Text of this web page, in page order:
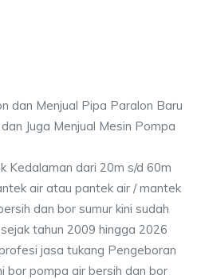
dan Menjual Pipa Paralon Baru
Juga Menjual Mesin Pompa
Kedalaman dari 20m s/d 60m
air atau pantek air / mantek
dan bor sumur kini sudah
tahun 2009 hingga 2026
jasa tukang Pengeboran
bor pompa air bersih dan bor